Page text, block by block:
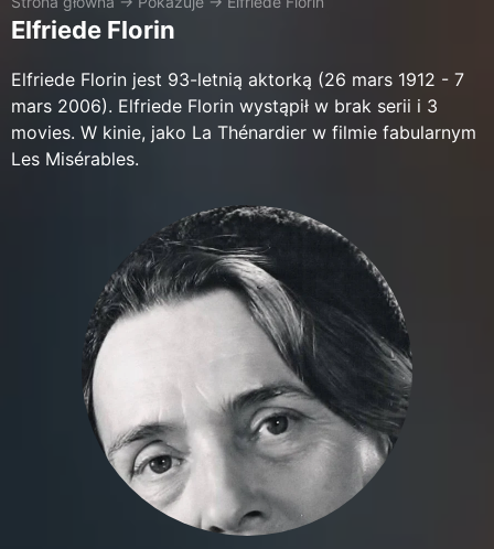
Elfriede Florin
Elfriede Florin jest 93-letnią aktorką (26 mars 1912 - 7
mars 2006). Elfriede Florin wystąpił w brak serii i 3
movies. W kinie, jako La Thénardier w filmie fabularnym
Les Misérables.